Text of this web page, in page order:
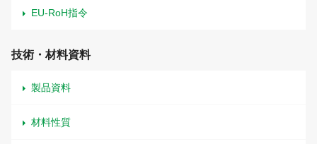
EU-RoH指令
技術・材料資料
製品資料
材料性質